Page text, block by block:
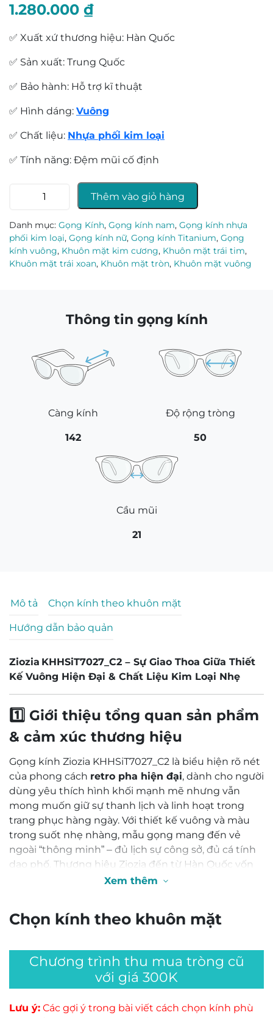
1.280.000 ₫
✅ Xuất xứ thương hiệu: Hàn Quốc
✅ Sản xuất: Trung Quốc
✅ Bảo hành: Hỗ trợ kĩ thuật
✅ Hình dáng: Vuông
✅ Chất liệu: Nhựa phối kim loại
✅ Tính năng: Đệm mũi cố định
KHHSiT7027_C2
số
lượng
Thêm vào giỏ hàng
Danh mục: Gọng Kính, Gọng kính nam, Gọng kính nhựa
phối kim loại, Gọng kính nữ, Gọng kính Titanium, Gọng
kính vuông, Khuôn mặt kim cương, Khuôn mặt trái tim,
Khuôn mặt trái xoan, Khuôn mặt tròn, Khuôn mặt vuông
Thông tin gọng kính
Càng kính
142
Độ rộng tròng
50
Cầu mũi
21
Mô tả Chọn kính theo khuôn mặt
Hướng dẫn bảo quản
Ziozia KHHSiT7027_C2 – Sự Giao Thoa Giữa Thiết
Kế Vuông Hiện Đại & Chất Liệu Kim Loại Nhẹ
1️⃣ Giới thiệu tổng quan sản phẩm
& cảm xúc thương hiệu
Gọng kính Ziozia KHHSiT7027_C2 là biểu hiện rõ nét
của phong cách retro pha hiện đại, dành cho người
dùng yêu thích hình khối mạnh mẽ nhưng vẫn
mong muốn giữ sự thanh lịch và linh hoạt trong
trang phục hàng ngày. Với thiết kế vuông và màu
trong suốt nhẹ nhàng, mẫu gọng mang đến vẻ
ngoài “thông minh” – đủ lịch sự công sở, đủ cá tính
dạo phố. Thương hiệu Ziozia đến từ Hàn Quốc vốn
nổi bật với phong cách thời trang tối giản mà tinh
thương hiệu Ziozia tại nguồn)
Milled
2️⃣ Chất liệu & công nghệ chế tác
Mẫu Ziozia KHHSiT7027_C2 sử dụngnhựa Acetate
phối Titanium , kết hợp giữa hai vật liệu cao cấp:
Xem thêm
Based on 0 reviews